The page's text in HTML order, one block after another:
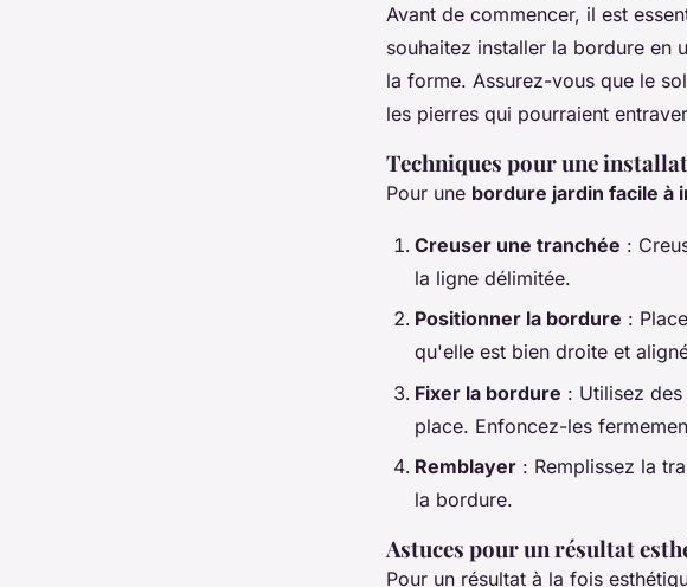
Avant de commencer, il est
souhaitez installer la bordure en
la forme. Assurez-vous que le
les pierres qui pourraient
Techniques pour une
Pour une bordure jardin facile à
Creuser une tranchée :
la ligne délimitée.
Positionner la bordure :
qu'elle est bien droite et
Fixer la bordure : Utilisez
place. Enfoncez-les
Remblayer : Remplissez la
la bordure.
Astuces pour un résultat
Pour un résultat à la fois